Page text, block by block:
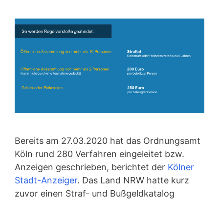
Bereits am 27.03.2020 hat das Ordnungsamt
Köln rund 280 Verfahren eingeleitet bzw.
Anzeigen geschrieben, berichtet der Kölner
Stadt-Anzeiger. Das Land NRW hatte kurz
zuvor einen Straf- und Bußgeldkatalog